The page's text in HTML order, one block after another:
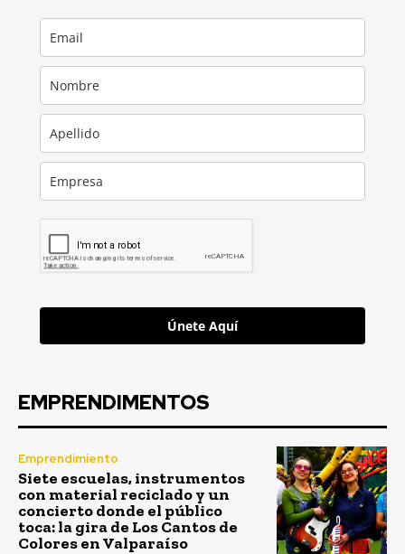
Únete Aquí
EMPRENDIMENTOS
Emprendimiento
Siete escuelas, instrumentos
con material reciclado y un
concierto donde el público
toca: la gira de Los Cantos de
Colores en Valparaíso